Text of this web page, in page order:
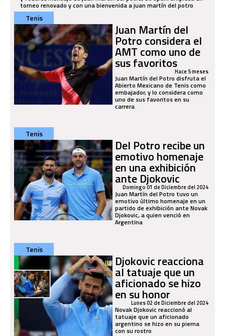
torneo renovado y con una bienvenida a juan martín del potro
Tenis
Juan Martín del
Potro considera el
AMT como uno de
sus favoritosHace 5 meses
Juan Martín del Potro disfruta el
Abierto Mexicano de Tenis como
embajador, y lo considera como
uno de sus favoritos en su
carrera
Tenis
Del Potro recibe un
emotivo homenaje
en una exhibición
ante Djokovic
Domingo 01 de Diciembre del 2024
Juan Martín del Potro tuvo un
emotivo último homenaje en un
partido de exhibición ante Novak
Djokovic, a quien venció en
Argentina
Tenis
Djokovic reacciona
al tatuaje que un
aficionado se hizo
en su honor
Lunes 02 de Diciembre del 2024
Novak Djokovic reaccionó al
tatuaje que un aficionado
argentino se hizo en su pierna
con su rostro